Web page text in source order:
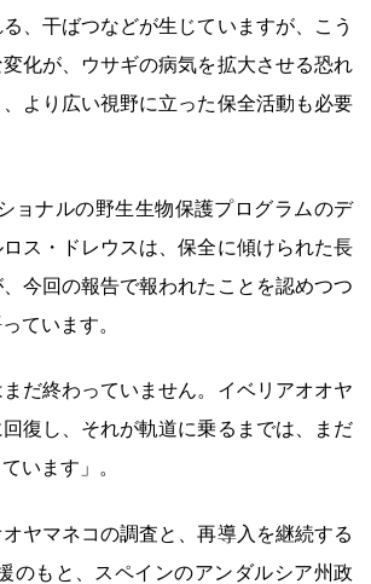
、干ばつなどが生じていますが、こう
化が、ウサギの病気を拡大させる恐れ
より広い視野に立った保全活動も必要
ョナルの野生生物保護プログラムのデ
ス・ドレウスは、保全に傾けられた長
今回の報告で報われたことを認めつつ
ています。
まだ終わっていません。イベリアオオヤ
復し、それが軌道に乗るまでは、まだ
います」。
ヤマネコの調査と、再導入を継続する
のもと、スペインのアンダルシア州政